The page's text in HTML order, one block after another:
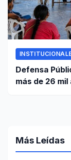
Defensa
más de 26
Más Leídas